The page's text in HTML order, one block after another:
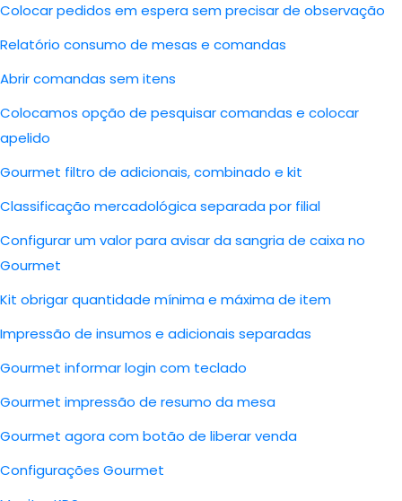
Colocar pedidos em espera sem precisar de observação
Relatório consumo de mesas e comandas
Abrir comandas sem itens
Colocamos opção de pesquisar comandas e colocar
apelido
Gourmet filtro de adicionais, combinado e kit
Classificação mercadológica separada por filial
Configurar um valor para avisar da sangria de caixa no
Gourmet
Kit obrigar quantidade mínima e máxima de item
Impressão de insumos e adicionais separadas
Gourmet informar login com teclado
Gourmet impressão de resumo da mesa
Gourmet agora com botão de liberar venda
Configurações Gourmet